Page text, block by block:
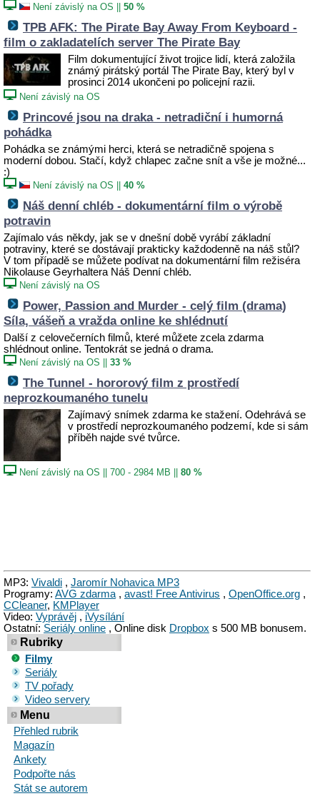
Není závislý na OS 50 %
TPB AFK: The Pirate Bay Away From Keyboard -
film o zakladatelích server The Pirate Bay
Film dokumentující život trojice lidí, která založila
známý pirátský portál The Pirate Bay, který byl v
prosinci 2014 ukončeni po policejní razii.
Není závislý na OS
Princové jsou na draka - netradiční i humorná
pohádka
Pohádka se známými herci, která se netradičně spojena s
moderní dobou. Stačí, když chlapec začne snít a vše je možné...
:)
Není závislý na OS 40 %
Náš denní chléb - dokumentární film o výrobě
potravin
Zajímalo vás někdy, jak se v dnešní době vyrábí základní
potraviny, které se dostávají prakticky každodenně na náš stůl?
V tom případě se můžete podívat na dokumentární film režiséra
Nikolause Geyrhaltera Náš Denní chléb.
Není závislý na OS
Power, Passion and Murder - celý film (drama)
Síla, vášeň a vražda online ke shlédnutí
Další z celovečerních filmů, které můžete zcela zdarma
shlédnout online. Tentokrát se jedná o drama.
Není závislý na OS 33 %
The Tunnel - hororový film z prostředí
neprozkoumaného tunelu
Zajímavý snímek zdarma ke stažení. Odehrává se
v prostředí neprozkoumaného podzemí, kde si sám
příběh najde své tvůrce.
Není závislý na OS 700 - 2984 MB 80 %
MP3: Vivaldi , Jaromír Nohavica MP3
Programy: AVG zdarma, avast! Free Antivirus , OpenOffice.org ,
CCleaner, KMPlayer
Video: Vyprávěj , iVysílání
Ostatní: Seriály online , Online disk Dropbox s 500 MB bonusem.
Rubriky
Filmy
Seriály
TV pořady
Video servery
Menu
Přehled rubrik
Magazín
Ankety
Podpořte nás
Stát se autorem